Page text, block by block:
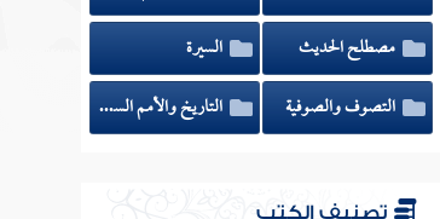
مصطلح الحديث
السيرة
التصوف والصوفية
التاريخ والأمم السابقة
تصنيف الكتب